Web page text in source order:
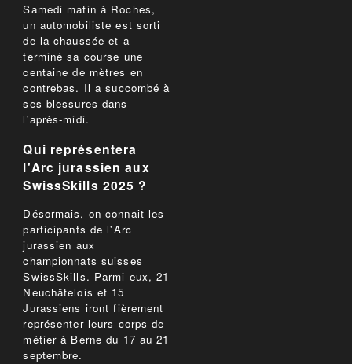
Samedi matin à Roches,
un automobiliste est sorti
de la chaussée et a
terminé sa course une
centaine de mètres en
contrebas. Il a succombé à
ses blessures dans
l'après-midi.
Qui représentera
l'Arc jurassien aux
SwissSkills 2025 ?
Désormais, on connait les
participants de l'Arc
jurassien aux
championnats suisses
SwissSkills. Parmi eux, 21
Neuchâtelois et 15
Jurassiens iront fièrement
représenter leurs corps de
métier à Berne du 17 au 21
septembre.